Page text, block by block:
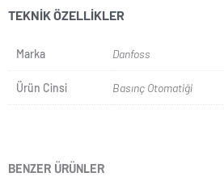
TEKNIK ÖZELLIKLER
Marka Danfoss
Ürün Cinsi Basınç Otomatiği
BENZER ÜRÜNLER